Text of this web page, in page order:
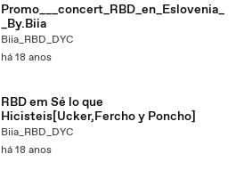
Promo___concert_RBD_en_Eslovenia_
_By.Biia
Biia_RBD_DYC
há 18 anos
RBD em Sé lo que
Hicisteis[Ucker,Fercho y Poncho]
Biia_RBD_DYC
há 18 anos